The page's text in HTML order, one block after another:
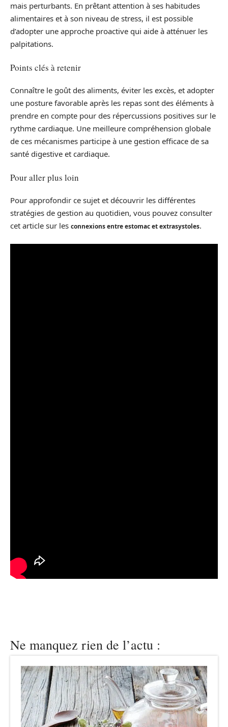
mais perturbants. En prêtant attention à ses habitudes
alimentaires et à son niveau de stress, il est possible
d’adopter une approche proactive qui aide à atténuer les
palpitations.
Points clés à retenir
Connaître le goût des aliments, éviter les excès, et adopter
une posture favorable après les repas sont des éléments à
prendre en compte pour des répercussions positives sur le
rythme cardiaque. Une meilleure compréhension globale
de ces mécanismes participe à une gestion efficace de sa
santé digestive et cardiaque.
Pour aller plus loin
Pour approfondir ce sujet et découvrir les différentes
stratégies de gestion au quotidien, vous pouvez consulter
cet article sur les connexions entre estomac et extrasystoles.
Ne manquez rien de l’actu :